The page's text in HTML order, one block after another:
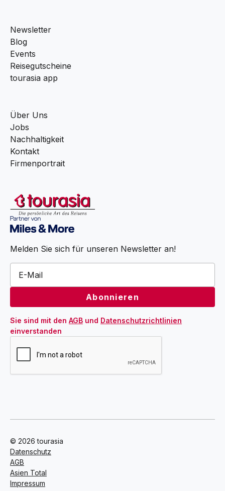
Newsletter
Blog
Events
Reisegutscheine
tourasia app
Über Uns
Jobs
Nachhaltigkeit
Kontakt
Firmenportrait
Melden Sie sich für unseren Newsletter an!
Sie sind mit den AGB und Datenschutzrichtlinien
einverstanden
© 2026 tourasia
Datenschutz
AGB
Asien Total
Impressum